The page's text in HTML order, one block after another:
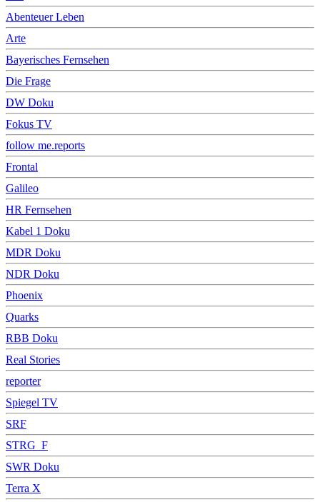
Abenteuer Leben
Arte
Bayerisches Fernsehen
Die Frage
DW Doku
Fokus TV
follow me.reports
Frontal
Galileo
HR Fernsehen
Kabel 1 Doku
MDR Doku
NDR Doku
Phoenix
Quarks
RBB Doku
Real Stories
reporter
Spiegel TV
SRF
STRG_F
SWR Doku
Terra X